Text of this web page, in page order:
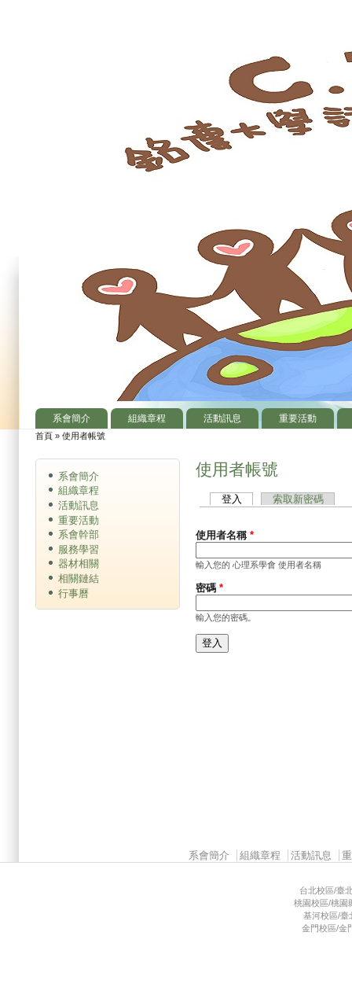
主選單
系會簡介 組織章程 活動訊息 重要活動
您在這裡
首頁 » 使用者帳號
使用者帳號
主要索引標籤
登入 (作用中頁籤)索取新密碼
使用者名稱 *
輸入您的 心理系學會 使用者名稱
密碼 *
輸入您的密碼。
系會簡介
組織章程
活動訊息
重要活動
系會幹部
服務學習
器材相關
相關鏈結
行事曆
系會簡介 組織章程 活動訊息
台北校區/臺
桃園校區/桃園
基河校區/臺
金門校區/金